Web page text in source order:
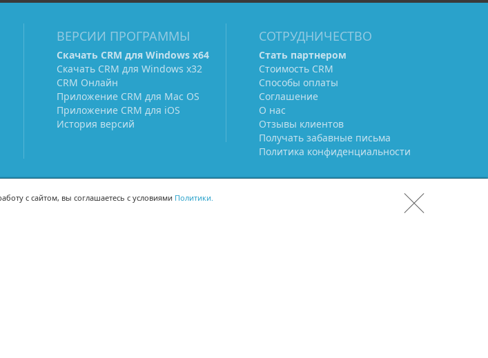
ВЕРСИИ ПРОГРАММЫ
Скачать CRM для Windows х64
Скачать CRM для Windows х32
CRM Онлайн
Приложение CRM для Mac OS
Приложение CRM для iOS
История версий
СОТРУДНИЧЕСТВО
Стать партнером
Стоимость CRM
Способы оплаты
Соглашение
О нас
Отзывы клиентов
Получать забавные письма
Политика конфиденциальности
с сайтом, вы соглашаетесь с условиями Политики.